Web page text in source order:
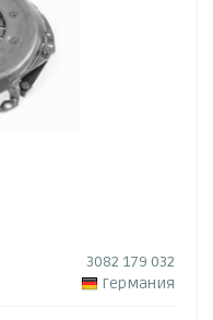
3082 179 032
Германия